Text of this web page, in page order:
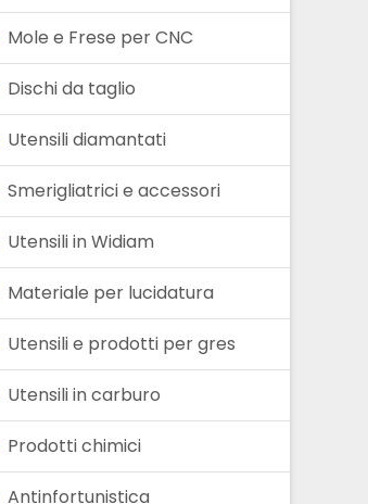
Mole e Frese per CNC
Dischi da taglio
Utensili diamantati
Smerigliatrici e accessori
Utensili in Widiam
Materiale per lucidatura
Utensili e prodotti per gres
Utensili in carburo
Prodotti chimici
Antinfortunistica